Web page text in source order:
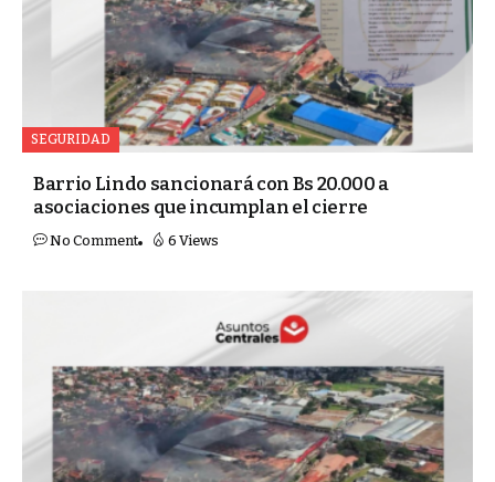
SEGURIDAD
Barrio Lindo sancionará con Bs 20.000 a
asociaciones que incumplan el cierre
No Comment 6 Views